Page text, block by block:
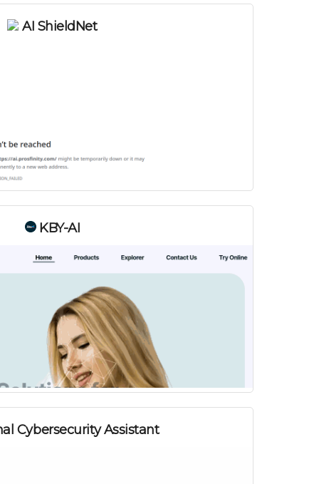
AI ShieldNet
KBY-AI
Cybersecurity Assistant